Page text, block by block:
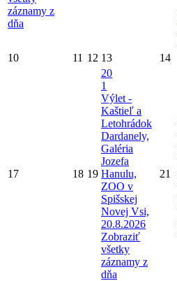
záznamy z
dňa
10 11 12 13 14
17 18 19
20
1
Výlet -
Kaštieľ a
Letohrádok
Dardanely,
Galéria
Jozefa
Hanulu,
ZOO v
Spišskej
Novej Vsi,
20.8.2026
Zobraziť
všetky
záznamy z
dňa
21